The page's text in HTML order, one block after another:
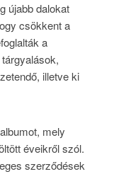
újabb dalokat
csökkent a
a
illetve ki
mely
éveikről szól.
szerződések